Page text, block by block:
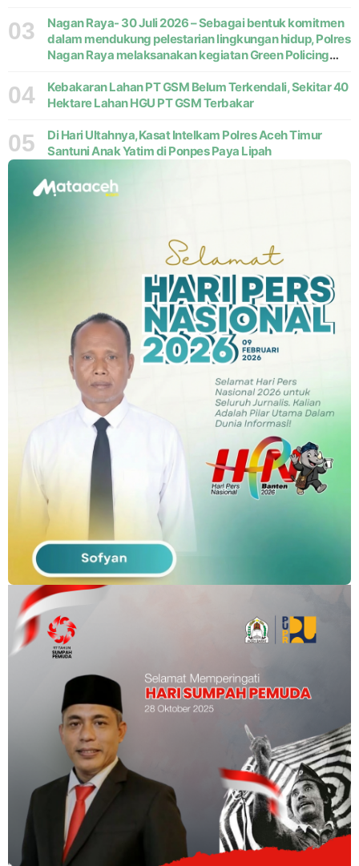
03
Nagan Raya- 30 Juli 2026 – Sebagai bentuk komitmen
dalam mendukung pelestarian lingkungan hidup, Polres
Nagan Raya melaksanakan kegiatan Green Policing
Kecamatan Beutong, Kabupaten
04
Kebakaran Lahan PT GSM Belum Terkendali, Sekitar 40
Hektare Lahan HGU PT GSM Terbakar
05
Di Hari Ultahnya,Kasat Intelkam Polres Aceh Timur
Santuni Anak Yatim di Ponpes Paya Lipah